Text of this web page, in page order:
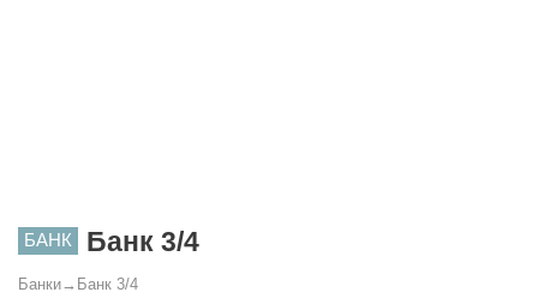
БАНК Банк 3/4
Банки→ Банк 3/4